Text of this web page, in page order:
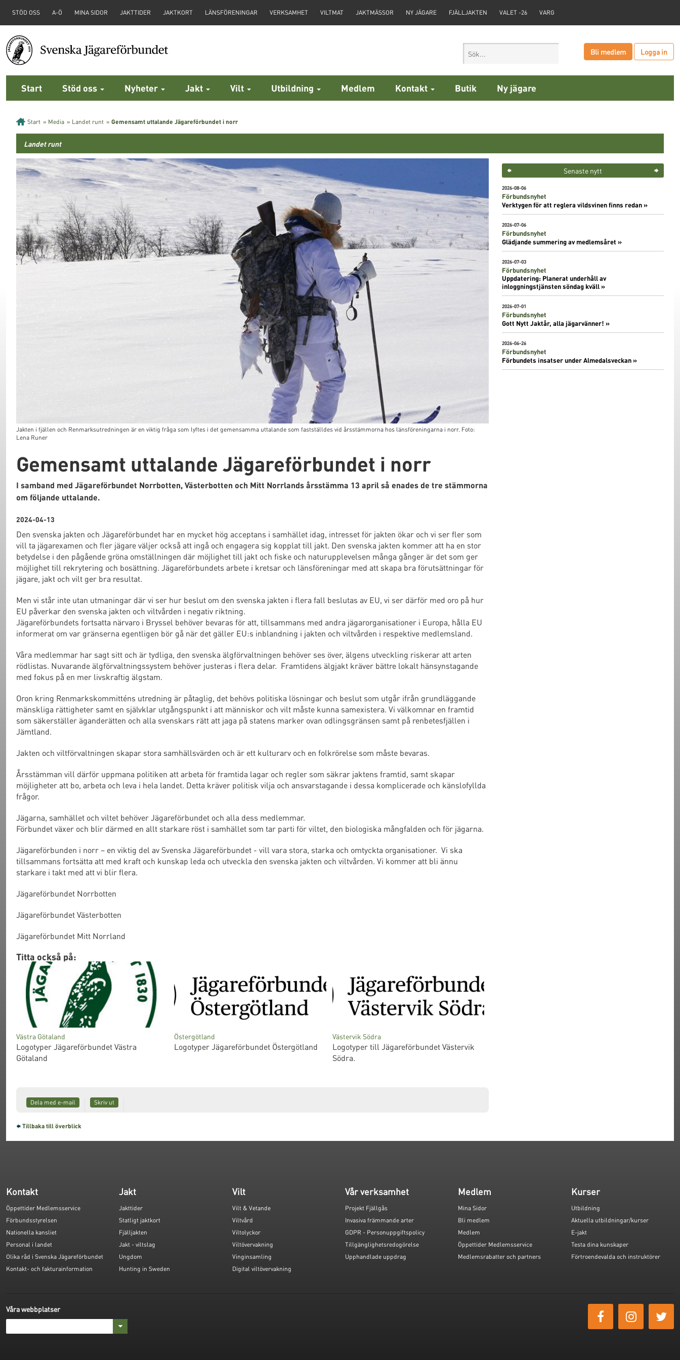
STÖD OSS A-Ö MINA SIDOR JAKTTIDER JAKTKORT LÄNSFÖRENINGAR VERKSAMHET VILTMAT JAKTMÄSSOR NY JÄGARE FJÄLLJAKTEN VALET -26 VARG
Bli medlem Logga in
Start Stöd oss Nyheter Jakt Vilt Utbildning Medlem Kontakt Butik Ny jägare
Start » Media » Landet runt » Gemensamt uttalande Jägareförbundet i norr
Landet runt
Jakten i fjällen och Renmarksutredningen är en viktig fråga som lyftes i det gemensamma uttalande som fastställdes vid årsstämmorna hos länsföreningarna i norr. Foto:
Lena Runer
Gemensamt uttalande Jägareförbundet i norr
I samband med Jägareförbundet Norrbotten, Västerbotten och Mitt Norrlands årsstämma 13 april så enades de tre stämmorna
om följande uttalande.
2024-04-13
Den svenska jakten och Jägareförbundet har en mycket hög acceptans i samhället idag, intresset för jakten ökar och vi ser fler som
vill ta jägarexamen och fler jägare väljer också att ingå och engagera sig kopplat till jakt. Den svenska jakten kommer att ha en stor
betydelse i den pågående gröna omställningen där möjlighet till jakt och fiske och naturupplevelsen många gånger är det som ger
möjlighet till rekrytering och bosättning. Jägareförbundets arbete i kretsar och länsföreningar med att skapa bra förutsättningar för
jägare, jakt och vilt ger bra resultat.
Men vi står inte utan utmaningar där vi ser hur beslut om den svenska jakten i flera fall beslutas av EU, vi ser därför med oro på hur
EU påverkar den svenska jakten och viltvården i negativ riktning.
Jägareförbundets fortsatta närvaro i Bryssel behöver bevaras för att, tillsammans med andra jägarorganisationer i Europa, hålla EU
informerat om var gränserna egentligen bör gå när det gäller EU:s inblandning i jakten och viltvården i respektive medlemsland.
Våra medlemmar har sagt sitt och är tydliga, den svenska älgförvaltningen behöver ses över, älgens utveckling riskerar att arten
rödlistas. Nuvarande älgförvaltningssystem behöver justeras i flera delar. Framtidens älgjakt kräver bättre lokalt hänsynstagande
med fokus på en mer livskraftig älgstam.
Oron kring Renmarkskommitténs utredning är påtaglig, det behövs politiska lösningar och beslut som utgår ifrån grundläggande
mänskliga rättigheter samt en självklar utgångspunkt i att människor och vilt måste kunna samexistera. Vi välkomnar en framtid
som säkerställer äganderätten och alla svenskars rätt att jaga på statens marker ovan odlingsgränsen samt på renbetesfjällen i
Jämtland.
Jakten och viltförvaltningen skapar stora samhällsvärden och är ett kulturarv och en folkrörelse som måste bevaras.
Årsstämman vill därför uppmana politiken att arbeta för framtida lagar och regler som säkrar jaktens framtid, samt skapar
möjligheter att bo, arbeta och leva i hela landet. Detta kräver politisk vilja och ansvarstagande i dessa komplicerade och känslofyllda
frågor.
Jägarna, samhället och viltet behöver Jägareförbundet och alla dess medlemmar.
Förbundet växer och blir därmed en allt starkare röst i samhället som tar parti för viltet, den biologiska mångfalden och för jägarna.
Jägareförbunden i norr – en viktig del av Svenska Jägareförbundet - vill vara stora, starka och omtyckta organisationer. Vi ska
tillsammans fortsätta att med kraft och kunskap leda och utveckla den svenska jakten och viltvården. Vi kommer att bli ännu
starkare i takt med att vi blir flera.
Jägareförbundet Norrbotten
Jägareförbundet Västerbotten
Jägareförbundet Mitt Norrland
Titta också på:
Västra Götaland
Logotyper Jägareförbundet Västra
Götaland
Östergötland
Logotyper Jägareförbundet Östergötland
Västervik Södra
Logotyper till Jägareförbundet Västervik
Södra.
Dela med e-mail Skriv ut
Senaste nytt
2026-08-06
Förbundsnyhet
Verktygen för att reglera vildsvinen finns redan »
2026-07-06
Förbundsnyhet
Glädjande summering av medlemsåret »
2026-07-03
Förbundsnyhet
Uppdatering: Planerat underhåll av
inloggningstjänsten söndag kväll »
2026-07-01
Förbundsnyhet
Gott Nytt Jaktår, alla jägarvänner! »
2026-06-26
Förbundsnyhet
Förbundets insatser under Almedalsveckan »
Tillbaka till överblick
Kontakt
Öppettider Medlemsservice
Förbundsstyrelsen
Nationella kansliet
Personal i landet
Olika råd i Svenska Jägareförbundet
Kontakt- och fakturainformation
Jakt
Jakttider
Statligt jaktkort
Fjälljakten
Jakt - viltslag
Ungdom
Hunting in Sweden
Vilt
Vilt & Vetande
Viltvård
Viltolyckor
Viltövervakning
Vinginsamling
Digital viltövervakning
Vår verksamhet
Projekt Fjällgås
Invasiva främmande arter
GDPR - Personuppgiftspolicy
Tillgänglighetsredogörelse
Upphandlade uppdrag
Medlem
Mina Sidor
Bli medlem
Medlem
Öppettider Medlemsservice
Medlemsrabatter och partners
Kurser
Utbildning
Aktuella utbildningar/kurser
E-jakt
Testa dina kunskaper
Förtroendevalda och instruktörer
Våra webbplatser